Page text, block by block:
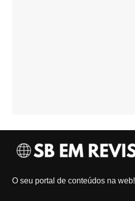
O seu portal de conteúdos na web!